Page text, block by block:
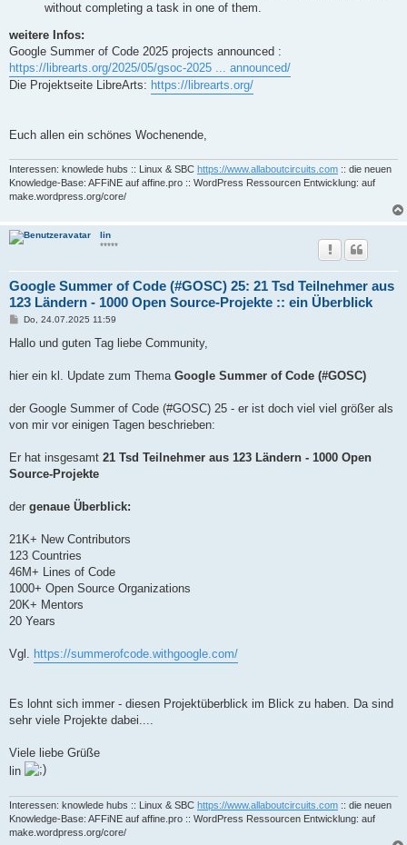
without completing a task in one of them.
weitere Infos:
Google Summer of Code 2025 projects announced :
https://librearts.org/2025/05/gsoc-2025 ... announced/
Die Projektseite LibreArts: https://librearts.org/
Euch allen ein schönes Wochenende,
Interessen: knowlede hubs :: Linux & SBC https://www.allaboutcircuits.com :: die neuen
Knowledge-Base: AFFiNE auf affine.pro :: WordPress Ressourcen Entwicklung: auf
make.wordpress.org/core/
lin
*****
Google Summer of Code (#GOSC) 25: 21 Tsd Teilnehmer aus
123 Ländern - 1000 Open Source-Projekte :: ein Überblick
B
i
a
Do, 24.07.2025 11:59
Hallo und guten Tag liebe Community,
hier ein kl. Update zum Thema Google Summer of Code (#GOSC)
der Google Summer of Code (#GOSC) 25 - er ist doch viel viel größer als
von mir vor einigen Tagen beschrieben:
Er hat insgesamt 21 Tsd Teilnehmer aus 123 Ländern - 1000 Open
Source-Projekte
der genaue Überblick:
21K+ New Contributors
123 Countries
46M+ Lines of Code
1000+ Open Source Organizations
20K+ Mentors
20 Years
Vgl. https://summerofcode.withgoogle.com/
Es lohnt sich immer - diesen Projektüberblick im Blick zu haben. Da sind
sehr viele Projekte dabei....
Viele liebe Grüße
lin
Interessen: knowlede hubs :: Linux & SBC https://www.allaboutcircuits.com :: die neuen
Knowledge-Base: AFFiNE auf affine.pro :: WordPress Ressourcen Entwicklung: auf
make.wordpress.org/core/